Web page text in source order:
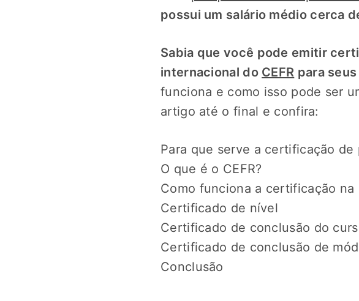
possui um salário médio cerca
Sabia que você pode emitir
internacional do CEFR para
funciona e como isso pode ser
artigo até o final e confira:
Para que serve a certificação de
O que é o CEFR?
Como funciona a certificação na
Certificado de nível
Certificado de conclusão do
Certificado de conclusão de
Conclusão